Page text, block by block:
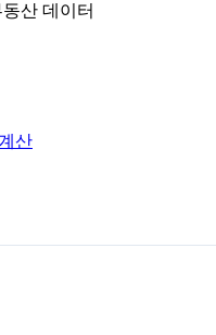
산 데이터
산